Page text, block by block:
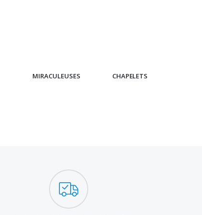
MIRACULEUSES CHAPELETS